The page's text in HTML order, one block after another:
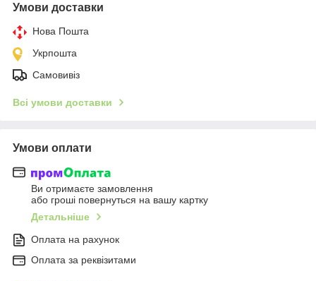
Умови доставки
Нова Пошта
Укрпошта
Самовивіз
Всі умови доставки
Умови оплати
Ви отримаєте замовлення
або гроші повернуться на вашу картку
Детальніше
Оплата на рахунок
Оплата за реквізитами